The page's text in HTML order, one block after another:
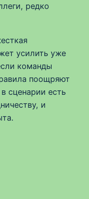
редко
усилить уже
команды
поощряют
сценарии есть
и